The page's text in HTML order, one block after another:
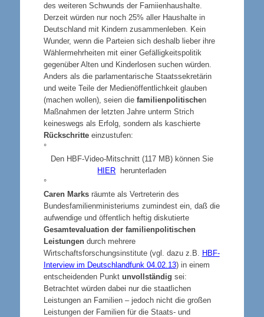
des weiteren Schwunds der Famiienhaushalte.
Derzeit würden nur noch 25% aller Haushalte in
Deutschland mit Kindern zusammenleben. Kein
Wunder, wenn die Parteien sich deshalb lieber ihre
Wählermehrheiten mit einer Gefälligkeitspolitik
gegenüber Alten und Kinderlosen suchen würden.
Anders als die parlamentarische Staatssekretärin
und weite Teile der Medienöffentlichkeit glauben
(machen wollen), seien die familienpolitischen
Maßnahmen der letzten Jahre unterm Strich
keineswegs als Erfolg, sondern als kaschierte
Rückschritteeinzustufen:
°
Den HBF-Video-Mitschnitt (117 MB) können Sie
HIER herunterladen
°
Caren Marksräumte als Vertreterin des
Bundesfamilienministeriums zumindest ein, daß die
aufwendige und öffentlich heftig diskutierte
Gesamtevaluation der familienpolitischen
Leistungendurch mehrere
Wirtschaftsforschungsinstitute (vgl. dazu z.B. HBF-
Interview im Deutschlandfunk 04.02.13) in einem
entscheidenden Punkt unvollständig sei:
Betrachtet würden dabei nur die staatlichen
Leistungen an Familien – jedoch nicht die großen
Leistungen der Familien für die Staats- und